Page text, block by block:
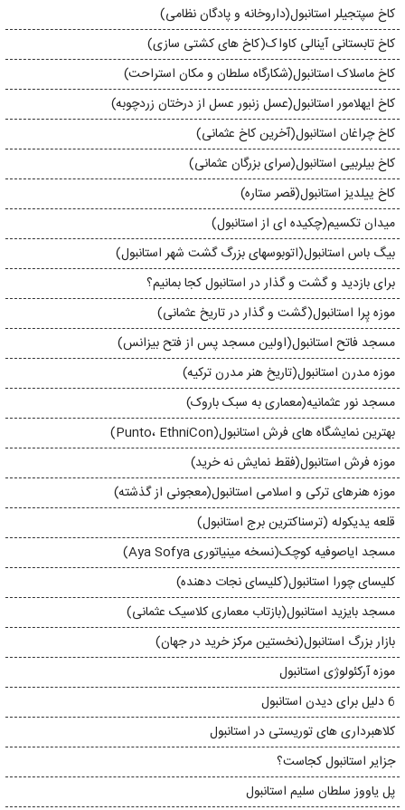
کاخ سپتجیلر استانبول(داروخانه و پادگان نظامی)
کاخ تابستانی آینالی کاواک(کاخ های کشتی سازی)
کاخ ماسلاک استانبول(شکارگاه سلطان و مکان استراحت)
کاخ ایهلامور استانبول(عسل زنبور عسل از درختان زردچوبه)
کاخ چراغان استانبول(آخرین کاخ عثمانی)
کاخ بیلربیی استانبول(سرای بزرگان عثمانی)
کاخ ییلدیز استانبول(قصر ستاره)
میدان تکسیم(چکیده ای از استانبول)
بیگ باس استانبول(اتوبوسهای بزرگ گشت شهر استانبول)
برای بازدید و گشت و گذار در استانبول کجا بمانیم؟
موزه پِرا استانبول(گشت و گذار در تاریخ عثمانی)
مسجد فاتح استانبول(اولین مسجد پس از فتح بیزانس)
موزه مدرن استانبول(تاریخ هنر مدرن ترکیه)
مسجد نور عثمانیه(معماری به سبک باروک)
بهترین نمایشگاه های فرش استانبول(Punto، EthniCon)
موزه فرش استانبول(فقط نمایش نه خرید)
موزه هنرهای ترکی و اسلامی استانبول(معجونی از گذشته)
قلعه یدیکوله (ترسناکترین برج استانبول)
مسجد ایاصوفیه کوچک(نسخه مینیاتوری Aya Sofya)
کلیسای چورا استانبول(کلیسای نجات دهنده)
مسجد بایزید استانبول(بازتاب معماری کلاسیک عثمانی)
بازار بزرگ استانبول(نخستین مرکز خرید در جهان)
موزه آرکئولوژی استانبول
6 دلیل برای دیدن استانبول
کلاهبرداری های توریستی در استانبول
جزایر استانبول کجاست؟
پل یاووز سلطان سلیم استانبول